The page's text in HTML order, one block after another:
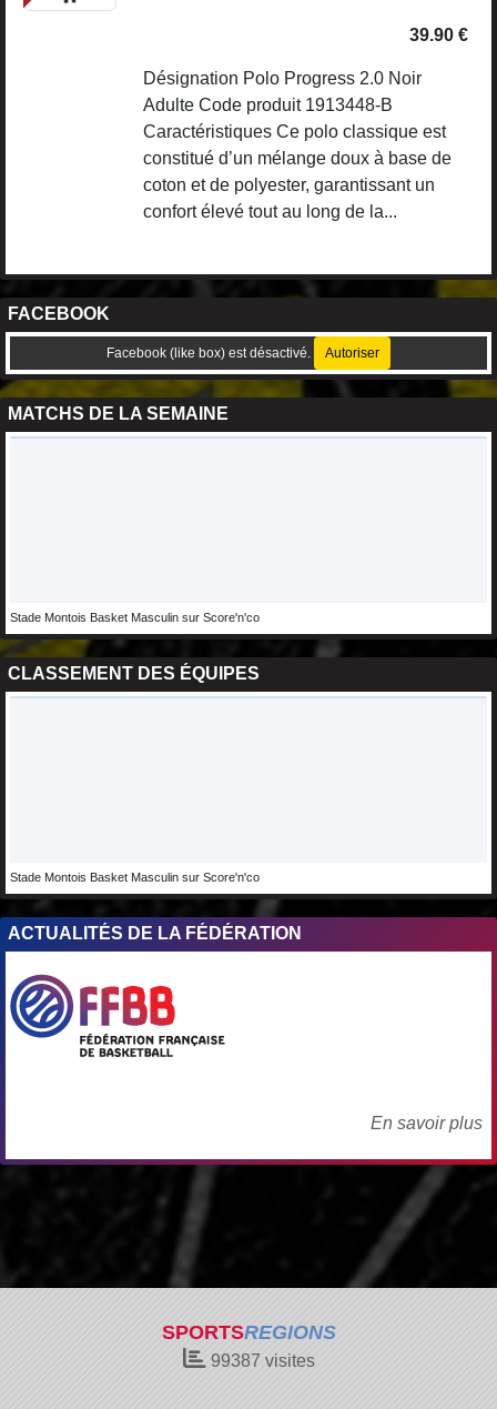
39.90 €
Désignation Polo Progress 2.0 Noir
Adulte Code produit 1913448-B
Caractéristiques Ce polo classique est
constitué d’un mélange doux à base de
coton et de polyester, garantissant un
confort élevé tout au long de la...
FACEBOOK
Facebook (like box) est désactivé. Autoriser
MATCHS DE LA SEMAINE
Stade Montois Basket Masculin sur Score'n'co
CLASSEMENT DES ÉQUIPES
Stade Montois Basket Masculin sur Score'n'co
ACTUALITÉS DE LA FÉDÉRATION
En savoir plus
SPORTSREGIONS
99387 visites